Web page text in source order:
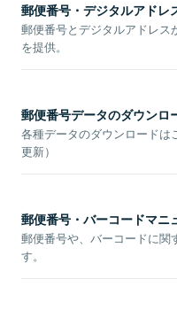
郵便番号・デジタルアドレ
郵便番号とデジタルアドレ
を提供。
郵便番号データのダウンロ
各種データのダウンロードは
更新）
郵便番号・バーコードマニ
郵便番号や、バーコードに関
す。